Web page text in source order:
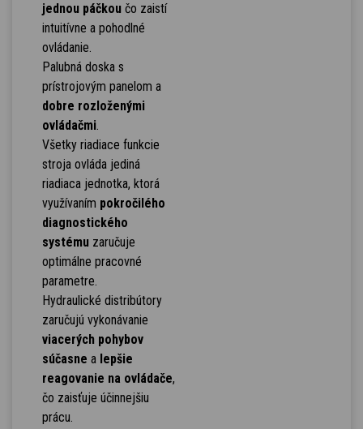
jednou páčkoučo zaistí
intuitívne a pohodlné
ovládanie.
Palubná doska s
prístrojovým panelom a
dobre rozloženými
ovládačmi.
Všetky riadiace funkcie
stroja ovláda jediná
riadiaca jednotka, ktorá
využívaním pokročilého
diagnostického
systémuzaručuje
optimálne pracovné
parametre.
Hydraulické distribútory
zaručujú vykonávanie
viacerých pohybov
súčasne a lepšie
reagovanie na ovládače,
čo zaisťuje účinnejšiu
prácu.